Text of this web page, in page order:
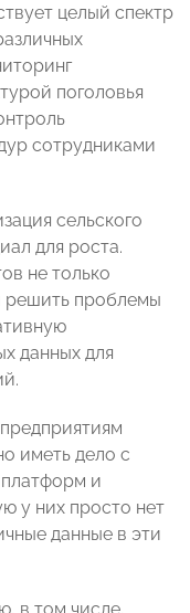
целый спектр
поголовья
сотрудниками
сельского
для роста.
не только
решить проблемы
данных для
иметь дело с
и
у них просто нет
данные в эти